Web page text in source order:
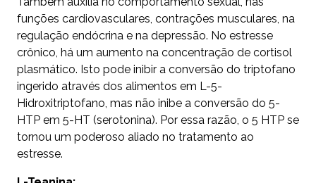
funções cardiovasculares, contrações musculares, na
regulação endócrina e na depressão. No estresse
crônico, há um aumento na concentração de cortisol
plasmático. Isto pode inibir a conversão do triptofano
ingerido através dos alimentos em L-5-
Hidroxitriptofano, mas não inibe a conversão do 5-
HTP em 5-HT (serotonina). Por essa razão, o 5 HTP se
tornou um poderoso aliado no tratamento ao
estresse.